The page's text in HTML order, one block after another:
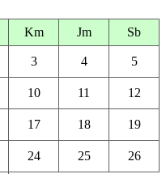
Km Jm Sb
3 4 5
10 11 12
17 18 19
24 25 26